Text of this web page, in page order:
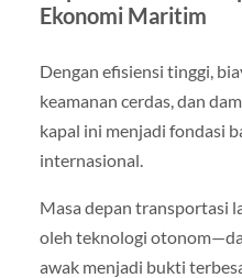
Ekonomi Maritim
Dengan efisiensi tinggi,
keamanan cerdas, dan
kapal ini menjadi fondasi
internasional.
Masa depan transportasi
oleh teknologi
awak menjadi bukti